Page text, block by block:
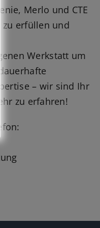
Merlo und CTE
zu erfüllen und
Werkstatt um
– wir sind Ihr
zu erfahren!